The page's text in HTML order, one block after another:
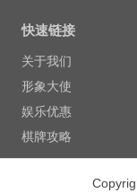
快速链接
关于我们
形象大使
娱乐优惠
棋牌攻略